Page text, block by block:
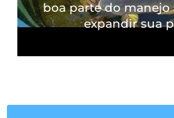
boa parte do manejo
expandir sua